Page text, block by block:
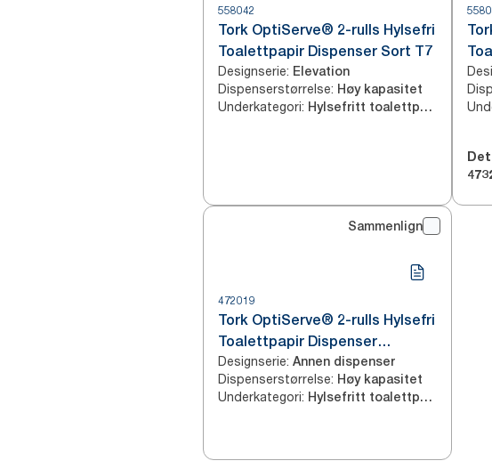
558042
Tork OptiServe® 2-rulls Hylsefri
Toalettpapir Dispenser Sort T7
Designserie: Elevation
Dispenserstørrelse: Høy kapasitet
Underkategori: Hylsefritt toalettpapir
Sammenlign
472019
Tork OptiServe® 2-rulls Hylsefri
Toalettpapir Dispenser
Rustfritt stål T7
Designserie: Annen dispenser
Dispenserstørrelse: Høy kapasitet
Underkategori: Hylsefritt toalettpapir